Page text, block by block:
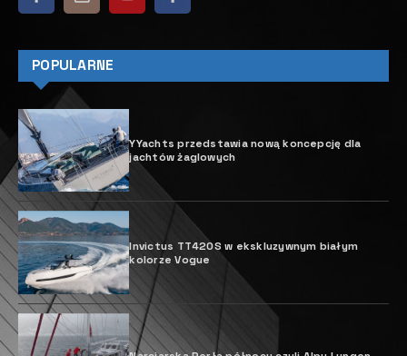
POPULARNE
YYachts przedstawia nową koncepcję dla
jachtów żaglowych
Invictus TT420S w ekskluzywnym białym
kolorze Vogue